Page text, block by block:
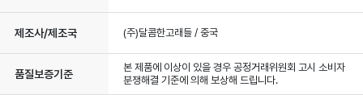
제조사/제조국 (주)달콤한고래들 / 중국
품질보증기준
본 제품에 이상이 있을 경우 공정거래위원회 고시 소비자
분쟁해결 기준에 의해 보상해 드립니다.